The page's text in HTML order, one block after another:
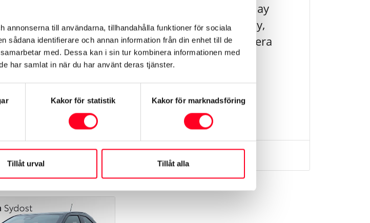
annonserna till användarna, tillhandahålla funktioner för sociala
sådana identifierare och annan information från din enhet till de
med. Dessa kan i sin tur kombinera informationen med
har samlat in när du har använt deras tjänster.
Kakor för statistik Kakor för marknadsföring
Tillåt urval Tillåt alla
Adaptiv
Mm.
2026
kr
1.0 Play
Manuell, Apple Carplay,
Sätesvärme, Backkamera
Årsmodell
154 800 kr